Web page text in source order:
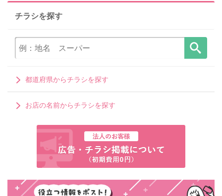
チラシを探す
都道府県からチラシを探す
お店の名前からチラシを探す